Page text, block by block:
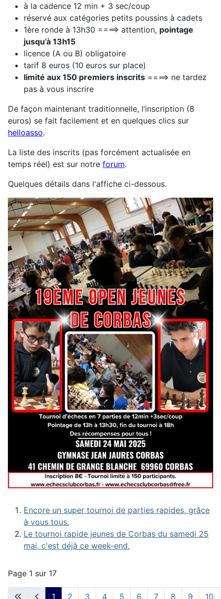
à la cadence 12 min + 3 sec/coup
réservé aux catégories petits poussins à cadets
1ère ronde à 13h30 ====> attention, pointage
jusqu’à 13h15
licence (A ou B) obligatoire
tarif 8 euros (10 euros sur place)
limité aux 150 premiers inscrits ====> ne tardez
pas à vous inscrire
De façon maintenant traditionnelle, l’inscription (8
euros) se fait facilement et en quelques clics sur
helloasso.
La liste des inscrits (pas forcément actualisée en
temps réel) est sur notre forum.
Quelques détails dans l'affiche ci-dessous.
Encore un super tournoi de parties rapides, grâce
à vous tous.
Le tournoi rapide jeunes de Corbas du samedi 25
mai, c'est déjà ce week-end.
Page 1 sur 17
1 2 3 4 5 6 7 8 9 10